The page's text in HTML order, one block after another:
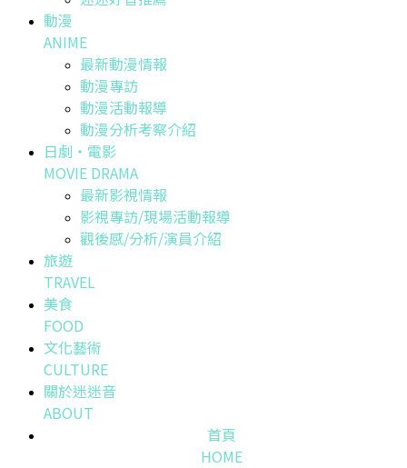
動漫
ANIME
最新動漫情報
動漫專訪
動漫活動報導
動漫分析考察介紹
日劇・電影
MOVIE DRAMA
最新影視情報
影視專訪/現場活動報導
觀後感/分析/演員介紹
旅遊
TRAVEL
美食
FOOD
文化藝術
CULTURE
關於迷迷音
ABOUT
首頁
HOME